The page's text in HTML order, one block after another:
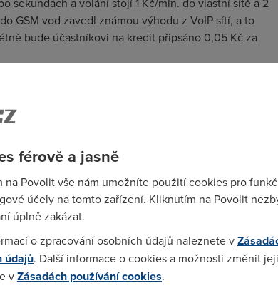
GSM vod zavedl známou výhodu z VoIP sítí, a to
bude účastníkovi na kredit připsáno 0,05 Kč za
překážek. Některé z nich už byly veřejností řešeny,
například jistina na roaming (1 000 Kč) a měsíční
činí 45 Kč. Do druhé kategorie patří ale samotná
klienta podle jména, adresy a data narození. U
VoIP je tento postup pochopitelný, u kreditních
objednat více SIM karet (buď pro vlastní
ale zájemce musí pro každou SIM kartu zadat údaje
slovy, odpadá tím výhoda předplacených karet:
– nadto, když si přičtete povinnost platit
takovouto předplacenkou a paušálem konkurence se
je prostě jednodušší si koupit určitý počet SIM
je i zahodit.
férově a jasně
na Povolit vše nám umožníte použití cookies pro
účely na tomto zařízení. Kliknutím na Povolit
úplně zakázat.
o zpracování osobních údajů naleznete v
údajů. Další informace o cookies a možnosti změnit
vZásadách používání cookies.